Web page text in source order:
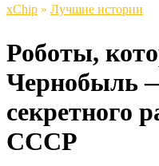
xСhip » Лучшие истории
Роботы,
Чернобыль
секретного
СССР